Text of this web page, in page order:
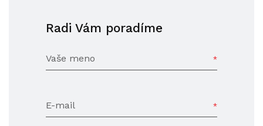
Radi Vám poradíme
Vaše meno
E-mail